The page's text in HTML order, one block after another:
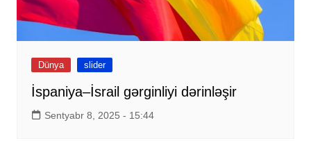
Dünya slider
İspaniya–İsrail gərginliyi dərinləşir
Sentyabr 8, 2025 - 15:44